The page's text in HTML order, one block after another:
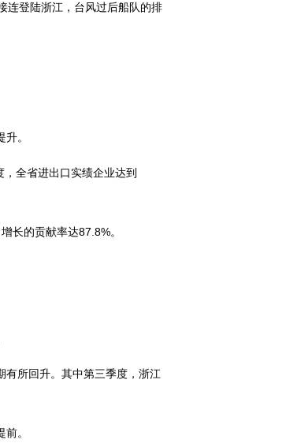
连登陆浙江，台风过后船队的排
。
全省进出口实绩企业达到
长的贡献率达87.8%。
有所回升。其中第三季度，浙江
。